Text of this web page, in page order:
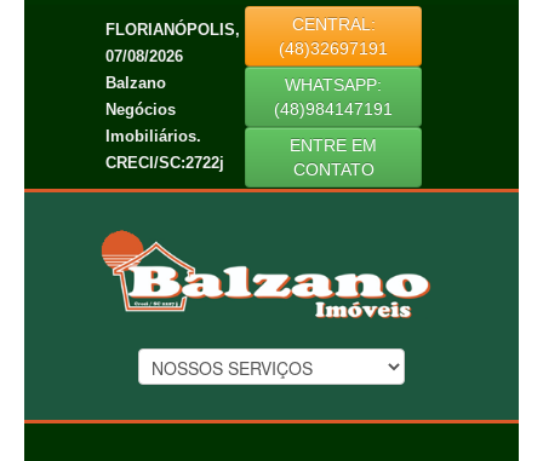
FLORIANÓPOLIS,
07/08/2026
Balzano
Negócios
Imobiliários.
CRECI/SC:2722j
CENTRAL:
(48)32697191
WHATSAPP:
(48)984147191
ENTRE EM
CONTATO